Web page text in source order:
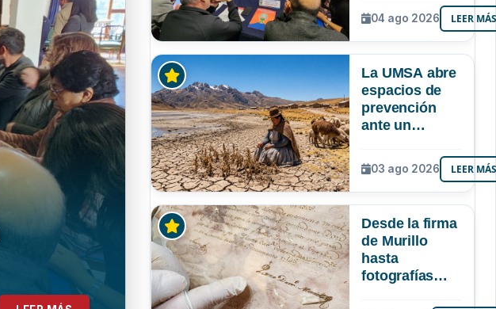
mineral que
Bolivia aún no
explora ni
04 ago 2026 LEER
La UMSA abre
espacios de
prevención
ante un
Niño que
podría superar
a los tres
Bolivia
03 ago 2026 LEER
Desde la firma
de Murillo
hasta
fotografías